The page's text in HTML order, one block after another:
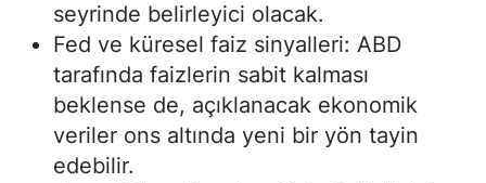
seyrinde belirleyici olacak.
Fed ve küresel faiz sinyalleri: ABD
tarafında faizlerin sabit kalması
beklense de, açıklanacak ekonomik
veriler ons altında yeni bir yön tayin
edebilir.